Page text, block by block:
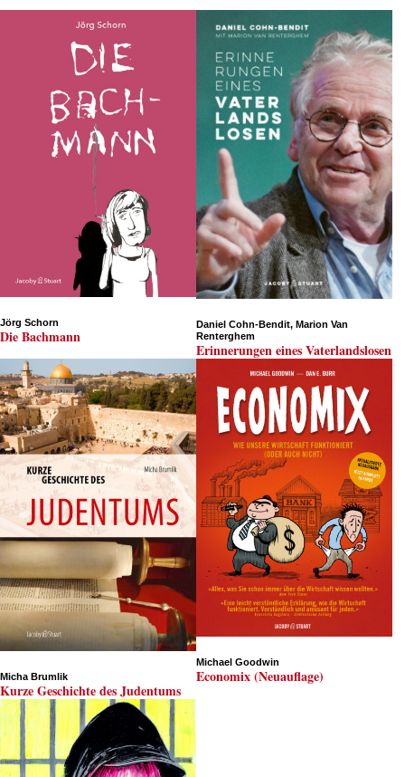
bis gefährlich und duftend, sie sind wahre Wunderwerke der
Natur! Ob als Verlängerung der Wirbelsäule bei Wirbeltieren
als gleichermaßen beeindruckende Körperteile bei
Schwänze gibt ...
»Aus dem Projekt des französischen Zeichners Olivier
Charpentier, einmal das so wenig beachtete Hinten
vorn zu stellen, ist ein ... «
Petra Ahne, FAZ
Jörg Schorn
Die Bachmann
Daniel Cohn-Bendit, Marion Van
Renterghem
Erinnerungen eines Vaterlandslosen
Micha Brumlik
Kurze Geschichte des Judentums
Michael Goodwin
Economix (Neuauflage)